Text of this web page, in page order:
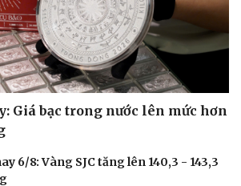
Giá bạc trong nước lên mức hơn
6/8: Vàng SJC tăng lên 140,3 - 143,3